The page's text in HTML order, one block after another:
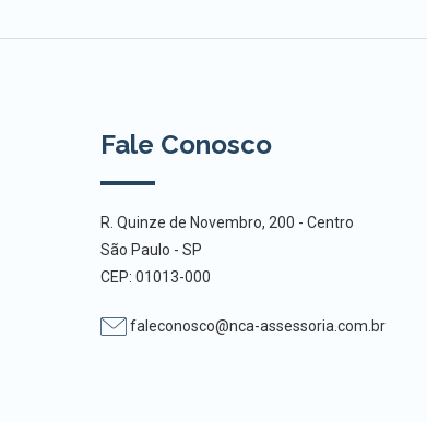
Fale Conosco
R. Quinze de Novembro, 200 - Centro
São Paulo - SP
CEP: 01013-000
faleconosco@nca-assessoria.com.br